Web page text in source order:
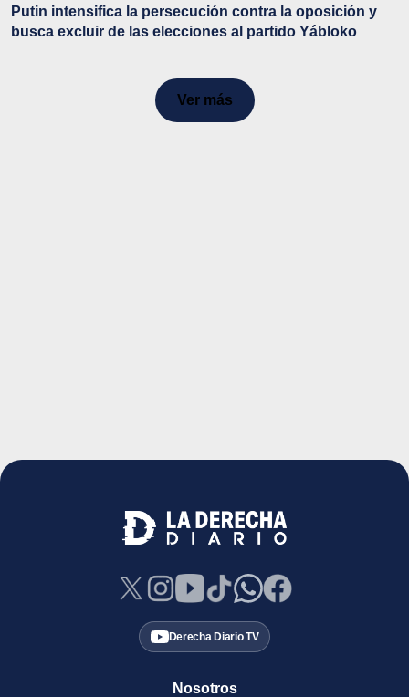
Putin intensifica la persecución contra la oposición y
busca excluir de las elecciones al partido Yábloko
Ver más
Derecha Diario TV
Nosotros